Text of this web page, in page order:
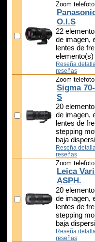
Zoom telefoto
O.I.S
22
de imagen,
lentes de
Reseña
reseñas
Zoom telefoto
Sigma
S
20
de imagen,
lentes de
stepping
baja
Reseña
reseñas
Zoom telefoto
Leica
ASPH.
20
de imagen,
lentes de
stepping
baja
Reseña
reseñas